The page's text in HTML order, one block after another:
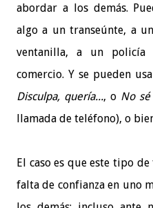
abordar a los demás.
algo a un transeúnte, a
ventanilla, a un
comercio. Y se pueden
Disculpa, quería..., o No
llamada de teléfono), o
El caso es que este tipo
falta de confianza en uno